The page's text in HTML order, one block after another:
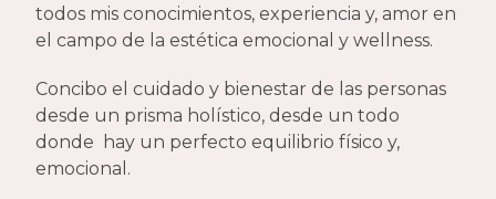
todos mis conocimientos, experiencia y, amor en
el campo de la estética emocional y wellness.
Concibo el cuidado y bienestar de las personas
desde un prisma holístico, desde un todo
donde hay un perfecto equilibrio físico y,
emocional.